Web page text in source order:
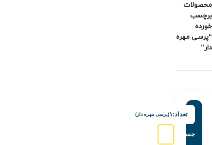
محصولات
برچسب
خورده
“پرسی مهره
دار”
تعداد: ۱(پرسی مهره دار)
جستجو: